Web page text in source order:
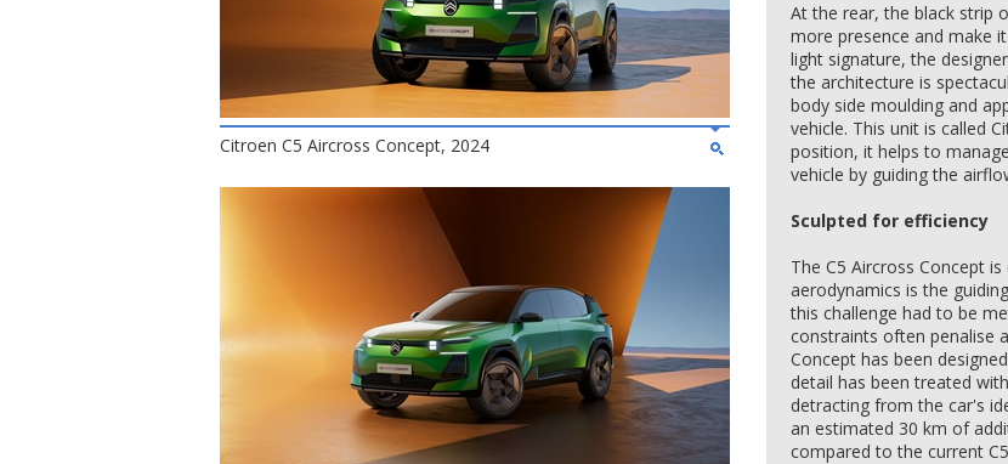
Citroen C5 Aircross Concept, 2024
At the rear, the black strip
more presence and make
light signature, the
the architecture is
body side moulding and
vehicle. This unit is called
position, it helps to
vehicle by guiding the
Sculpted for efficiency
The C5 Aircross Concept
aerodynamics is the
this challenge had to be
constraints often penalise
Concept has been
detail has been treated
detracting from the car's
an estimated 30 km of
compared to the current